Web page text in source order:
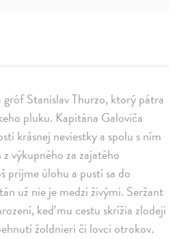
gróf Stanislav Thurzo, ktorý pátra
pluku. Kapitána Galoviča
krásnej neviestky a spolu s ním
výkupného za zajatého
prijme úlohu a pustí sa do
už nie je medzi živými. Seržant
keď mu cestu skrížia zlodeji
žoldnieri či lovci otrokov.